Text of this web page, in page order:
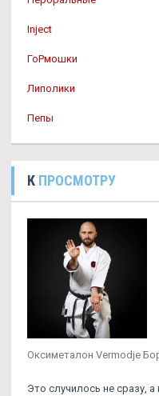
Inject
ГоРмошки
Липолики
Пепы
К ПРОСМОТРУ
Оксиметалон Vermodje
Это случилось не сразу, а